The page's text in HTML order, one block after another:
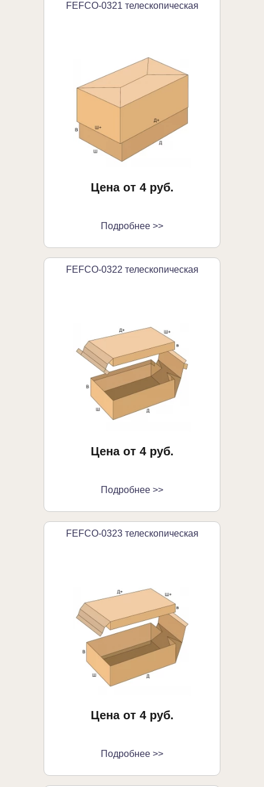
FEFCO-0321 телескопическая
Цена от 4 руб.
Подробнее >>
FEFCO-0322 телескопическая
Цена от 4 руб.
Подробнее >>
FEFCO-0323 телескопическая
Цена от 4 руб.
Подробнее >>